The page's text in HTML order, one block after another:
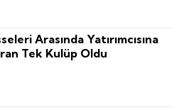
Arasında Yatırımcısına
Tek Kulüp Oldu